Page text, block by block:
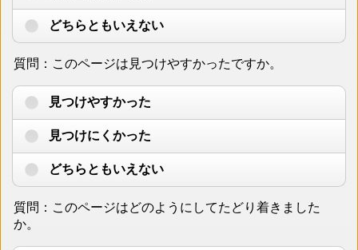
どちらともいえない
質問：このページは見つけやすかったですか。
見つけやすかった
見つけにくかった
どちらともいえない
質問：このページはどのようにしてたどり着きました
か。